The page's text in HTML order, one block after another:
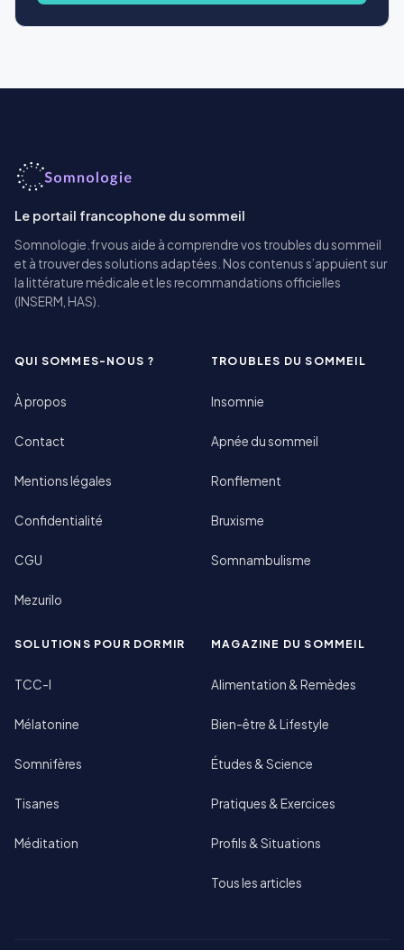
Le portail francophone du sommeil
Somnologie.fr vous aide à comprendre vos troubles du sommeil
et à trouver des solutions adaptées. Nos contenus s’appuient sur
la littérature médicale et les recommandations officielles
(INSERM, HAS).
QUI SOMMES-NOUS ?
À propos
Contact
Mentions légales
Confidentialité
CGU
Mezurilo
TROUBLES DU SOMMEIL
Insomnie
Apnée du sommeil
Ronflement
Bruxisme
Somnambulisme
SOLUTIONS POUR DORMIR
TCC-I
Mélatonine
Somnifères
Tisanes
Méditation
MAGAZINE DU SOMMEIL
Alimentation & Remèdes
Bien-être & Lifestyle
Études & Science
Pratiques & Exercices
Profils & Situations
Tous les articles